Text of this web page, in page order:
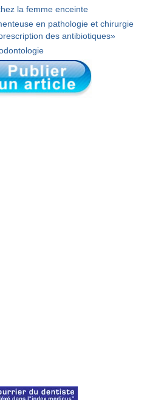
la femme enceinte
en pathologie et chirurgie
des antibiotiques»